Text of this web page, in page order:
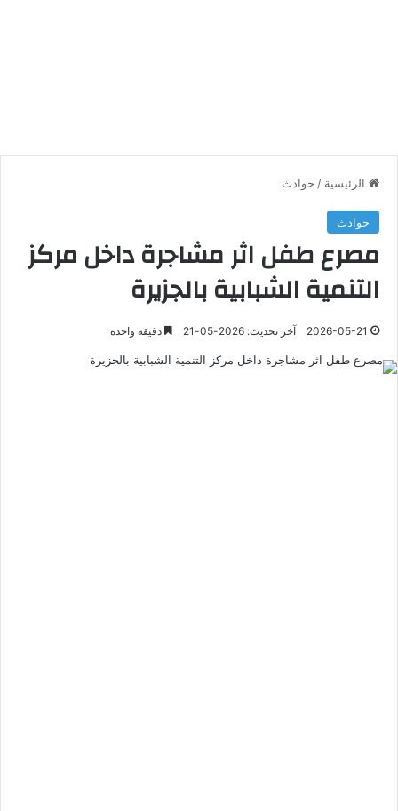
الرئيسية / حوادث
حوادث
مصرع طفل اثر مشاجرة داخل مركز
التنمية الشبابية بالجزيرة
2026-05-21 آخر تحديث: 2026-05-21 دقيقة واحدة